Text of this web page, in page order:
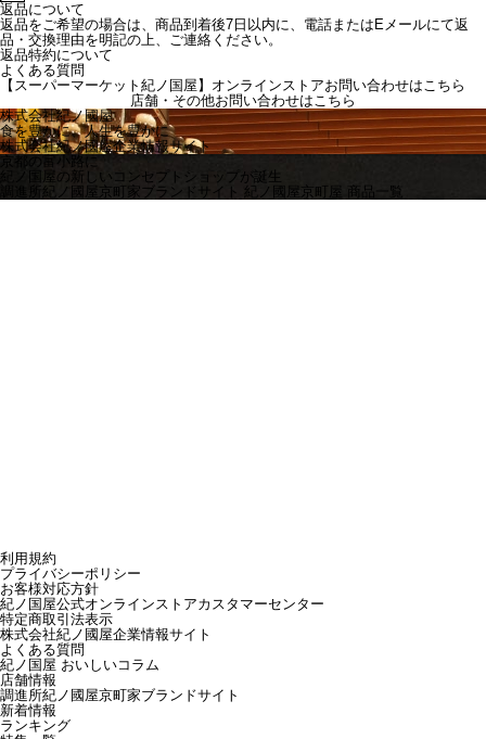
返品について
返品をご希望の場合は、商品到着後7日以内に、電話またはEメールにて返
品・交換理由を明記の上、ご連絡ください。
返品特約について
よくある質問
【スーパーマーケット紀ノ国屋】オンラインストアお問い合わせはこちら
店舗・その他お問い合わせはこちら
株式会社紀ノ國屋
食を豊かに、人生を豊かに
株式会社紀ノ國屋企業情報サイト
京都の富小路に
紀ノ国屋の新しいコンセプトショップが誕生
調進所紀ノ國屋京町家ブランドサイト 紀ノ國屋京町屋 商品一覧
利用規約
プライバシーポリシー
お客様対応方針
紀ノ国屋公式オンラインストアカスタマーセンター
特定商取引法表示
株式会社紀ノ國屋企業情報サイト
よくある質問
紀ノ国屋 おいしいコラム
店舗情報
調進所紀ノ國屋京町家ブランドサイト
新着情報
ランキング